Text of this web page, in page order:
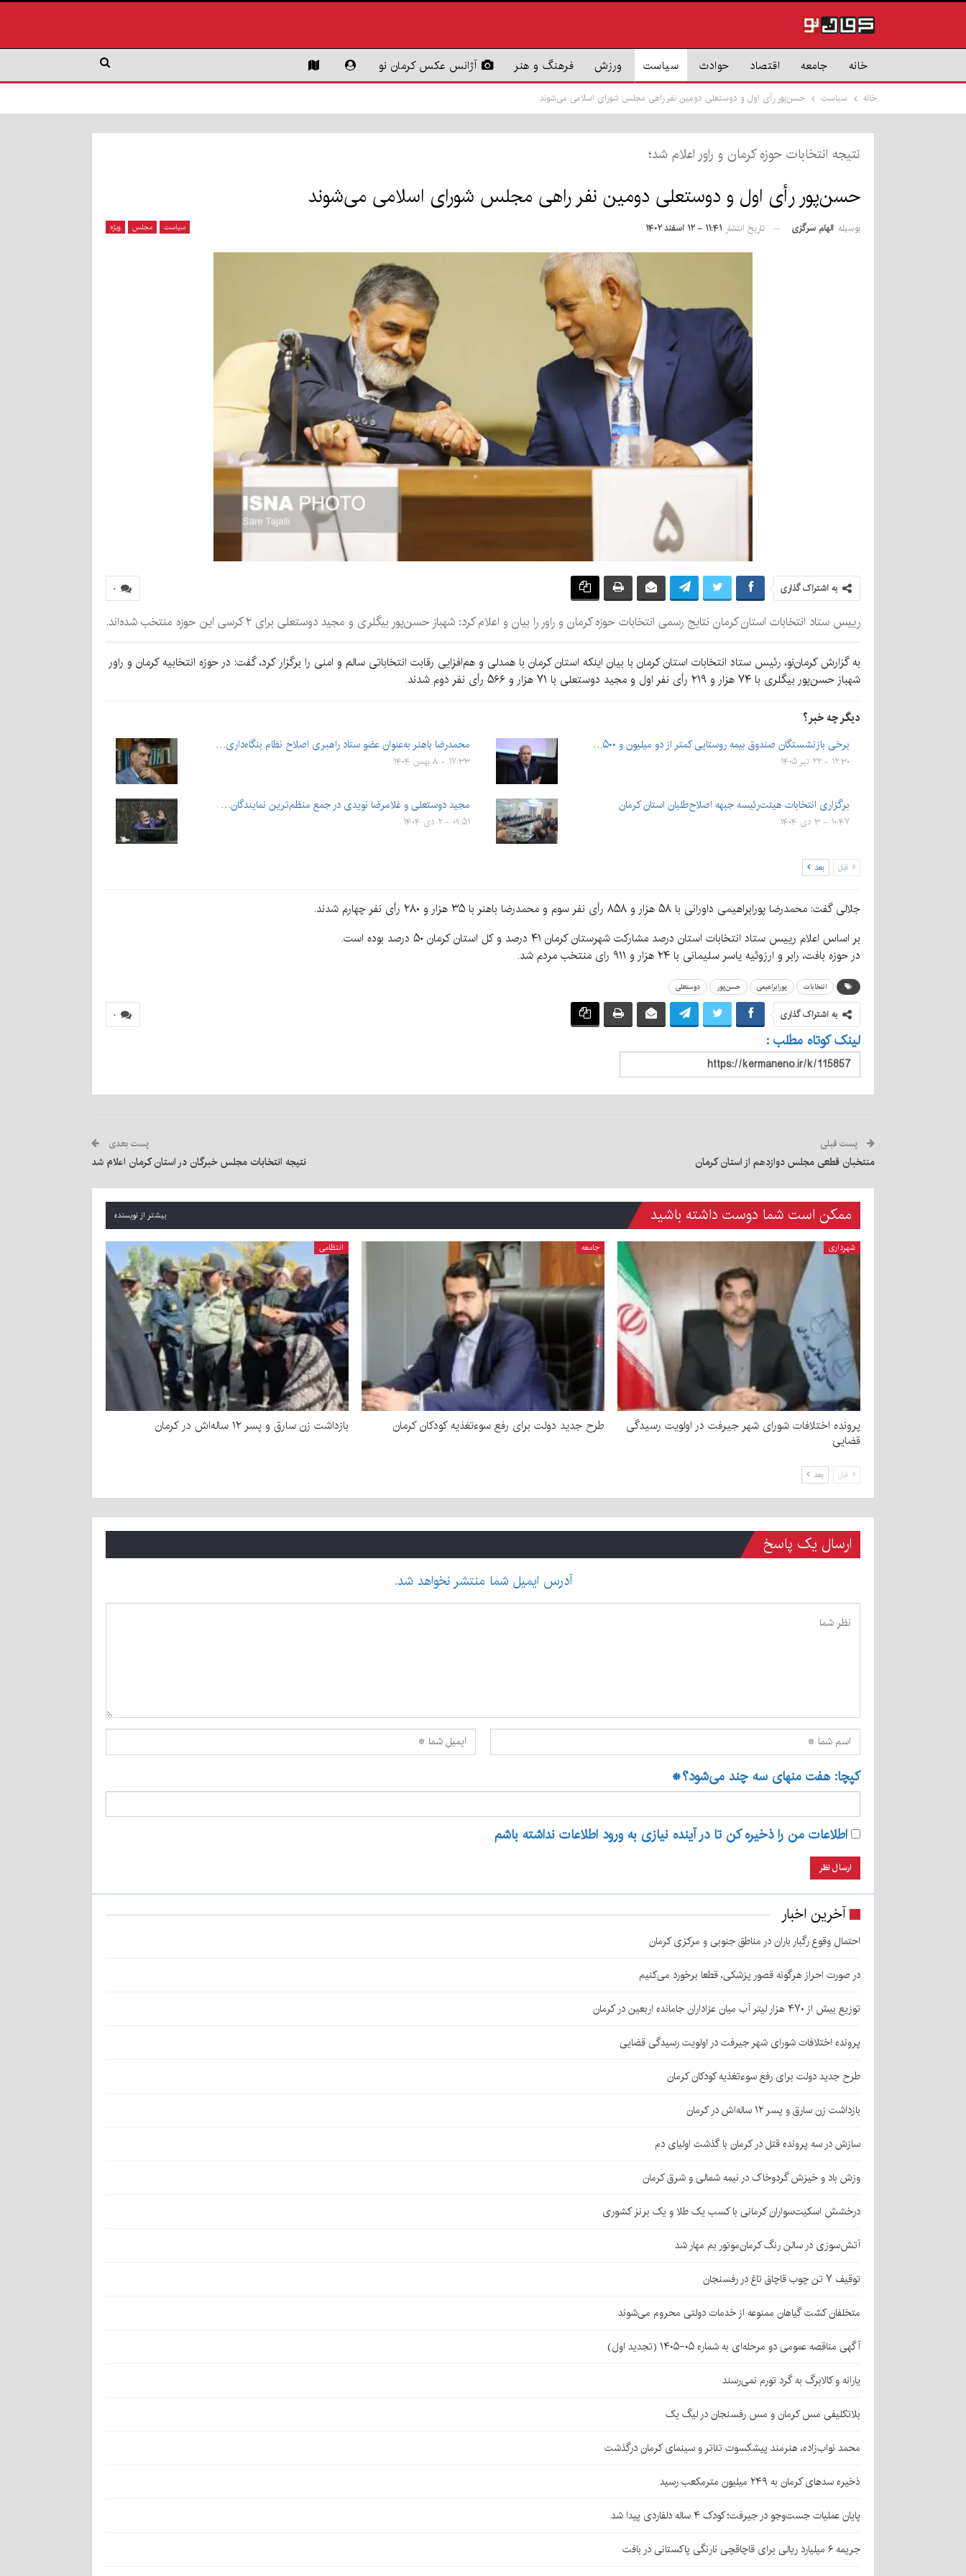
خانه جامعه اقتصاد حوادث سیاست ورزش فرهنگ و هنر آژانس عکس کرمان نو
خانه سیاست حسن‌پور رأی اول و دوستعلی دومین نفر راهی مجلس شورای اسلامی می‌شوند
نتیجه انتخابات حوزه کرمان و راور اعلام شد؛
حسن‌پور رأی اول و دوستعلی دومین نفر راهی مجلس شورای اسلامی می‌شوند
سیاست مجلس ویژه بوسیله الهام سرگزی تاریخ انتشار ۱۱:۴۱ - ۱۲ اسفند ۱۴۰۲
۰ به اشتراک گذاری
رییس ستاد انتخابات استان کرمان نتایج رسمی انتخابات حوزه کرمان و راور را بیان و اعلام کرد: شهباز حسن‌پور بیگلری و مجید دوستعلی برای ۲ کرسی این حوزه منتخب شده‌اند.
به گزارش کرمان‌نو، رئیس ستاد انتخابات استان کرمان با بیان اینکه استان کرمان با همدلی و هم‌افزایی رقابت انتخاباتی سالم و امنی را برگزار کرد، گفت: در حوزه انتخابیه کرمان و راور
شهباز حسن‌پور بیگلری با ۷۴ هزار و ۲۱۹ رأی نفر اول و مجید دوستعلی با ۷۱ هزار و ۵۶۶ رأی نفر دوم شدند.
دیگر چه خبر؟
برخی بازنشستگان صندوق بیمه روستایی کمتر از دو میلیون و ۵۰۰…
۱۲:۳۰ - ۲۲ تیر ۱۴۰۵
محمدرضا باهنر به‌عنوان عضو ستاد راهبری اصلاح نظام بنگاه‌داری…
۱۷:۳۳ - ۸ بهمن ۱۴۰۴
برگزاری انتخابات هیئت‌رئیسه جبهه اصلاح‌طلبان استان کرمان
۱۰:۴۷ - ۳ دی ۱۴۰۴
مجید دوستعلی و غلامرضا نویدی در جمع منظم‌ترین نمایندگان…
۰۹:۵۱ - ۲ دی ۱۴۰۴
قبل بعد
جلالی گفت: محمدرضا پورابراهیمی داورانی با ۵۸ هزار و ۸۵۸ رأی نفر سوم و محمدرضا باهنر با ۳۵ هزار و ۲۸۰ رأی نفر چهارم شدند.
بر اساس اعلام رییس ستاد انتخابات استان درصد مشارکت شهرستان کرمان ۴۱ درصد و کل استان کرمان ۵۰ درصد بوده است.
در حوزه بافت، رابر و ارزوئیه یاسر سلیمانی با ۲۴ هزار و ۹۱۱ رای منتخب مردم شد.
انتخابات پورابراهیمی حسن‌پور دوستعلی
۰ به اشتراک گذاری
لینک کوتاه مطلب :
پست قبلی
منتخبان قطعی مجلس دوازدهم از استان کرمان
پست بعدی
نتیجه انتخابات مجلس خبرگان در استان کرمان اعلام شد
ممکن است شما دوست داشته باشید بیشتر از نویسنده
شهرداری
پرونده اختلافات شورای شهر جیرفت در اولویت رسیدگی
قضایی
جامعه
طرح جدید دولت برای رفع سوءتغذیه کودکان کرمان
انتظامی
بازداشت زن سارق و پسر ۱۲ ساله‌اش در کرمان
قبل بعد
ارسال یک پاسخ
آدرس ایمیل شما منتشر نخواهد شد.
کپچا: هفت منهای سه چند می‌شود؟*
اطلاعات من را ذخیره کن تا در آینده نیازی به ورود اطلاعات نداشته باشم
آخرین اخبار
احتمال وقوع رگبار باران در مناطق جنوبی و مرکزی کرمان
در صورت احراز هرگونه قصور پزشکی، قطعا برخورد می‌کنیم
توزیع بیش از ۴۷۰ هزار لیتر آب میان عزاداران جامانده اربعین در کرمان
پرونده اختلافات شورای شهر جیرفت در اولویت رسیدگی قضایی
طرح جدید دولت برای رفع سوءتغذیه کودکان کرمان
بازداشت زن سارق و پسر ۱۲ ساله‌اش در کرمان
سازش در سه پرونده قتل در کرمان با گذشت اولیای دم
وزش باد و خیزش گردوخاک در نیمه شمالی و شرق کرمان
درخشش اسکیت‌سواران کرمانی با کسب یک طلا و یک برنز کشوری
آتش‌سوزی در سالن رنگ کرمان‌موتور بم مهار شد
توقیف ۷ تن چوب قاچاق تاغ در رفسنجان
متخلفان کشت گیاهان ممنوعه از خدمات دولتی محروم می‌شوند
آگهی مناقصه عمومی دو مرحله‌ای به شماره ۰۵-۱۴۰۵ (تجدید اول)
یارانه و کالابرگ به گرد تورم نمی‌رسند
بلاتکلیفی مس کرمان و مس رفسنجان در لیگ یک
محمد نواب‌زاده، هنرمند پیشکسوت تئاتر و سینمای کرمان درگذشت
ذخیره سدهای کرمان به ۲۴۹ میلیون مترمکعب رسید
پایان عملیات جست‌وجو در جیرفت؛ کودک ۴ ساله دلفاردی پیدا شد
جریمه ۶ میلیارد ریالی برای قاچاقچی نارنگی پاکستانی در بافت